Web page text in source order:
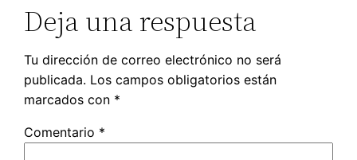
Deja una respuesta
Tu dirección de correo electrónico no será
publicada. Los campos obligatorios están
marcados con *
Comentario *